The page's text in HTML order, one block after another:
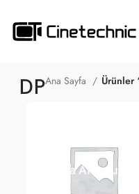
DPAna Sayfa Ürünler
Kamera